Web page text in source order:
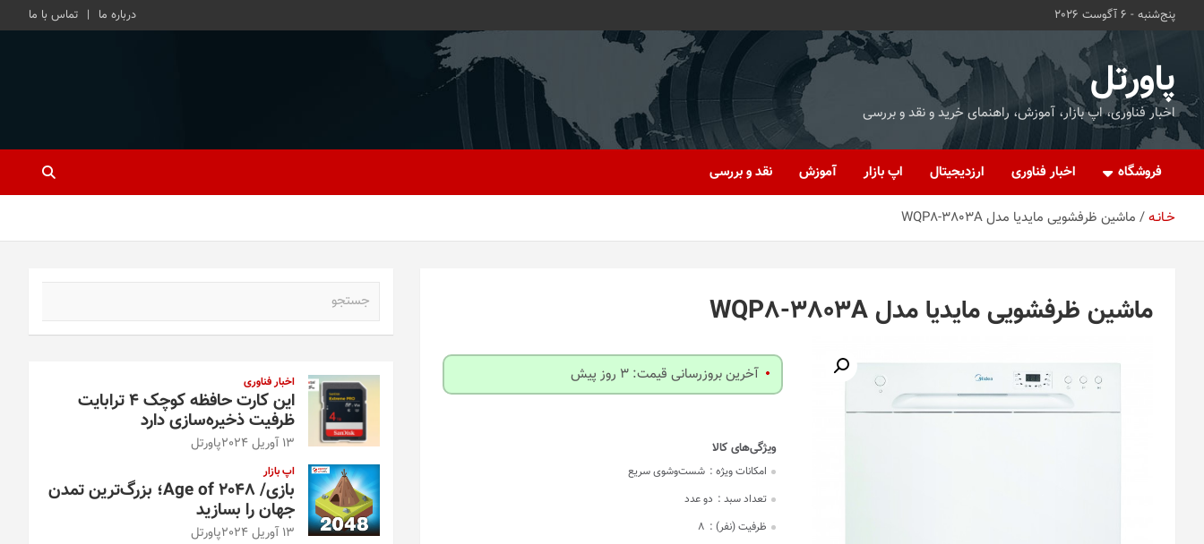
پنج‌شنبه - 6 آگوست 2026 درباره ما تماس با ما
پاورتل
اخبار فناوری، اپ بازار، آموزش، راهنمای خرید و نقد و بررسی
فروشگاه اخبار فناوری ارزدیجیتال اپ بازار آموزش نقد و بررسی
خـانـه ماشین ظرفشویی مایدیا مدل WQP8-3803A
ماشین ظرفشویی مایدیا مدل WQP8-3803A
آخرین بروزرسانی قیمت: 3 روز پیش
امکانات ویژه : شست‌وشوی سریع
تعداد سبد : دو عدد
ظرفیت (نفر) : 8
اخبار فناوری
این کارت حافظه کوچک ۴ ترابایت
ظرفیت ذخیره‌سازی دارد
13 آوریل 2024 پاورتل
اپ بازار
بازی/ Age of 2048؛ بزرگ‌ترین تمدن
جهان را بسازید
13 آوریل 2024 پاورتل